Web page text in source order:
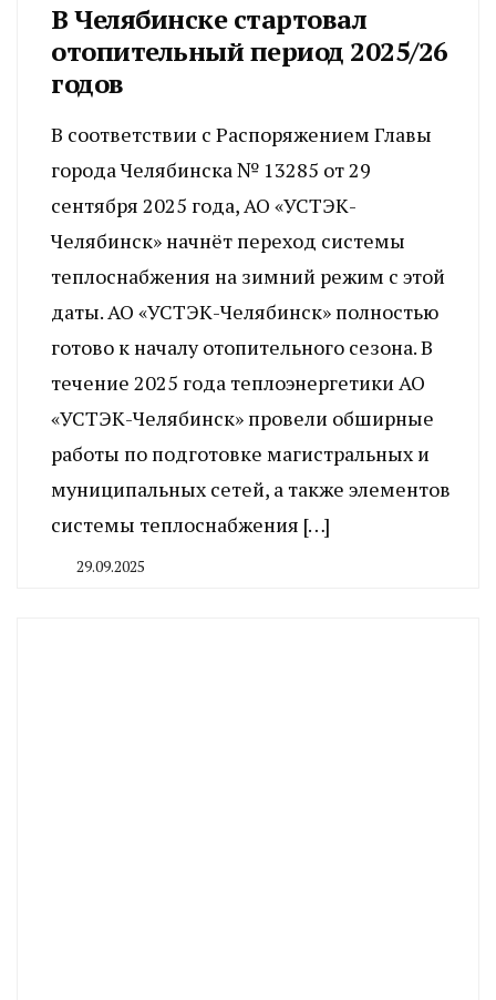
В Челябинске стартовал
отопительный период 2025/26
годов
В соответствии с Распоряжением Главы
города Челябинска № 13285 от 29
сентября 2025 года, АО «УСТЭК-
Челябинск» начнёт переход системы
теплоснабжения на зимний режим с этой
даты. АО «УСТЭК-Челябинск» полностью
готово к началу отопительного сезона. В
течение 2025 года теплоэнергетики АО
«УСТЭК-Челябинск» провели обширные
работы по подготовке магистральных и
муниципальных сетей, а также элементов
системы теплоснабжения […]
29.09.2025